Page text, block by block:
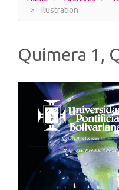
Ilustration
Quimera 1,
Article
Sidebar